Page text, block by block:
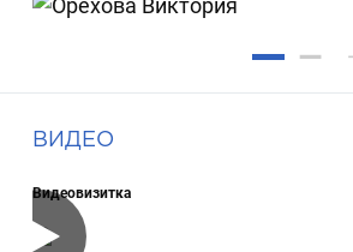
ВИДЕО
Видеовизитка